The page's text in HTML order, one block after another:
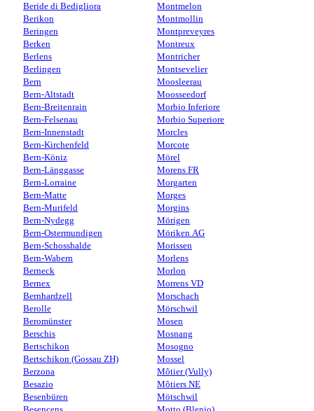
Beride di Bedigliora
Berikon
Beringen
Berken
Berlens
Berlingen
Bern
Bern-Altstadt
Bern-Breitenrain
Bern-Felsenau
Bern-Innenstadt
Bern-Kirchenfeld
Bern-Köniz
Bern-Länggasse
Bern-Lorraine
Bern-Matte
Bern-Murifeld
Bern-Nydegg
Bern-Ostermundigen
Bern-Schosshalde
Bern-Wabern
Berneck
Bernex
Bernhardzell
Berolle
Beromünster
Berschis
Bertschikon
Bertschikon (Gossau ZH)
Berzona
Besazio
Besenbüren
Montmelon
Montmollin
Montpreveyres
Montreux
Montricher
Montsevelier
Moosleerau
Moosseedorf
Morbio Inferiore
Morbio Superiore
Morcles
Morcote
Mörel
Morens FR
Morgarten
Morges
Morgins
Mörigen
Möriken AG
Morissen
Morlens
Morlon
Morrens VD
Morschach
Mörschwil
Mosen
Mosnang
Mosogno
Mossel
Môtier (Vully)
Môtiers NE
Mötschwil